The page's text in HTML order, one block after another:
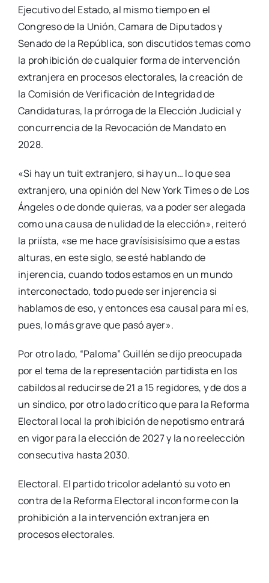
Ejecutivo del Estado, al mismo tiempo en el
Congreso de la Unión, Camara de Diputados y
Senado de la República, son discutidos temas como
la prohibición de cualquier forma de intervención
extranjera en procesos electorales, la creación de
la Comisión de Verificación de Integridad de
Candidaturas, la prórroga de la Elección Judicial y
concurrencia de la Revocación de Mandato en
2028.
«Si hay un tuit extranjero, si hay un… lo que sea
extranjero, una opinión del New York Times o de Los
Ángeles o de donde quieras, va a poder ser alegada
como una causa de nulidad de la elección», reiteró
la priísta, «se me hace gravísisisísimo que a estas
alturas, en este siglo, se esté hablando de
injerencia, cuando todos estamos en un mundo
interconectado, todo puede ser injerencia si
hablamos de eso, y entonces esa causal para mí es,
pues, lo más grave que pasó ayer».
Por otro lado, “Paloma” Guillén se dijo preocupada
por el tema de la representación partidista en los
cabildos al reducirse de 21 a 15 regidores, y de dos a
un síndico, por otro lado crítico que para la Reforma
Electoral local la prohibición de nepotismo entrará
en vigor para la elección de 2027 y la no reelección
consecutiva hasta 2030.
Electoral. El partido tricolor adelantó su voto en
contra de la Reforma Electoral inconforme con la
prohibición a la intervención extranjera en
procesos electorales.